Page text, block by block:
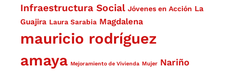
Infraestructura Social Jóvenes en Acción La
Guajira Laura Sarabia Magdalena
mauricio rodríguez
amaya Mejoramiento de Vivienda Mujer Nariño